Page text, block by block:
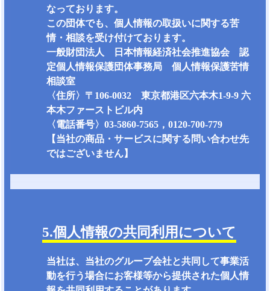
なっております。
この団体でも、個人情報の取扱いに関する苦
情・相談を受け付けております。
一般財団法人 日本情報経済社会推進協会 認
定個人情報保護団体事務局 個人情報保護苦情
相談室
〈住所〉〒106-0032 東京都港区六本木1-9-9 六
本木ファーストビル内
〈電話番号〉03-5860-7565，0120-700-779
【当社の商品・サービスに関する問い合わせ先
ではございません】
5.個人情報の共同利用について
当社は、当社のグループ会社と共同して事業活
動を行う場合にお客様等から提供された個人情